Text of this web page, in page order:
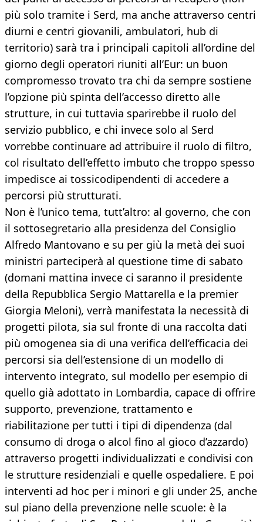
più solo tramite i Serd, ma anche attraverso centri
diurni e centri giovanili, ambulatori, hub di
territorio) sarà tra i principali capitoli all’ordine del
giorno degli operatori riuniti all’Eur: un buon
compromesso trovato tra chi da sempre sostiene
l’opzione più spinta dell’accesso diretto alle
strutture, in cui tuttavia sparirebbe il ruolo del
servizio pubblico, e chi invece solo al Serd
vorrebbe continuare ad attribuire il ruolo di filtro,
col risultato dell’effetto imbuto che troppo spesso
impedisce ai tossicodipendenti di accedere a
percorsi più strutturati.
Non è l’unico tema, tutt’altro: al governo, che con
il sottosegretario alla presidenza del Consiglio
Alfredo Mantovano e su per giù la metà dei suoi
ministri parteciperà al questione time di sabato
(domani mattina invece ci saranno il presidente
della Repubblica Sergio Mattarella e la premier
Giorgia Meloni), verrà manifestata la necessità di
progetti pilota, sia sul fronte di una raccolta dati
più omogenea sia di una verifica dell’efficacia dei
percorsi sia dell’estensione di un modello di
intervento integrato, sul modello per esempio di
quello già adottato in Lombardia, capace di offrire
supporto, prevenzione, trattamento e
riabilitazione per tutti i tipi di dipendenza (dal
consumo di droga o alcol fino al gioco d’azzardo)
attraverso progetti individualizzati e condivisi con
le strutture residenziali e quelle ospedaliere. E poi
interventi ad hoc per i minori e gli under 25, anche
sul piano della prevenzione nelle scuole: è la